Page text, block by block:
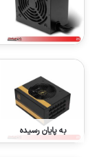
به پایان رسیده